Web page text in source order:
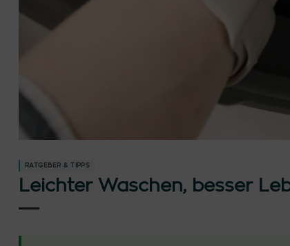
RATGEBER & TIPPS
Leichter Waschen, besser